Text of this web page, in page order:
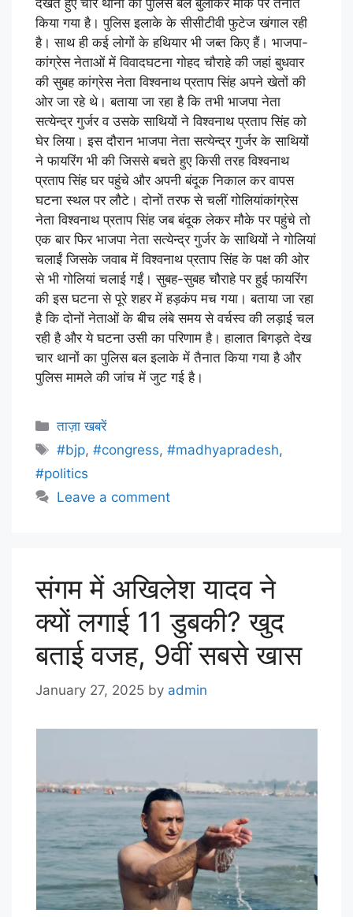
देखते हुए चार थानों का पुलिस बल बुलाकर मौके पर तैनात
किया गया है। पुलिस इलाके के सीसीटीवी फुटेज खंगाल रही
है। साथ ही कई लोगों के हथियार भी जब्त किए हैं। भाजपा-
कांग्रेस नेताओं में विवादघटना गोहद चौराहे की जहां बुधवार
की सुबह कांग्रेस नेता विश्वनाथ प्रताप सिंह अपने खेतों की
ओर जा रहे थे। बताया जा रहा है कि तभी भाजपा नेता
सत्येन्द्र गुर्जर व उसके साथियों ने विश्वनाथ प्रताप सिंह को
घेर लिया। इस दौरान भाजपा नेता सत्येन्द्र गुर्जर के साथियों
ने फायरिंग भी की जिससे बचते हुए किसी तरह विश्वनाथ
प्रताप सिंह घर पहुंचे और अपनी बंदूक निकाल कर वापस
घटना स्थल पर लौटे। दोनों तरफ से चलीं गोलियांकांग्रेस
नेता विश्वनाथ प्रताप सिंह जब बंदूक लेकर मौके पर पहुंचे तो
एक बार फिर भाजपा नेता सत्येन्द्र गुर्जर के साथियों ने गोलियां
चलाईं जिसके जवाब में विश्वनाथ प्रताप सिंह के पक्ष की ओर
से भी गोलियां चलाई गईं। सुबह-सुबह चौराहे पर हुई फायरिंग
की इस घटना से पूरे शहर में हड़कंप मच गया। बताया जा रहा
है कि दोनों नेताओं के बीच लंबे समय से वर्चस्व की लड़ाई चल
रही है और ये घटना उसी का परिणाम है। हालात बिगड़ते देख
चार थानों का पुलिस बल इलाके में तैनात किया गया है और
पुलिस मामले की जांच में जुट गई है।
ताज़ा खबरें
#bjp,#congress,#madhyapradesh,
#politics
Leave a comment
संगम में अखिलेश यादव ने
क्यों लगाई 11 डुबकी? खुद
बताई वजह, 9वीं सबसे खास
January 27, 2025 by admin